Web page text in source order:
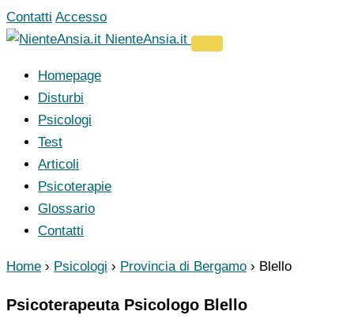
Vai
al
Contatti Accesso
NienteAnsia.it
Homepage
Disturbi
Psicologi
Test
Articoli
Psicoterapie
Glossario
Contatti
Home › Psicologi › Provincia di Bergamo › Blello
Psicoterapeuta Psicologo Blello